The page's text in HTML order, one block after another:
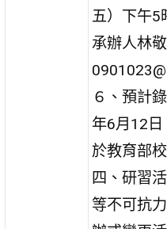
五）下午5
承辦人林
６、預計
年6月12
於教育部
四、研習
等不可抗